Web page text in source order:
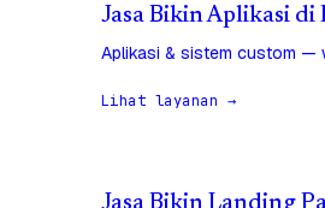
Jasa Bikin Aplikasi di
Aplikasi & sistem custom —
Lihat layanan →